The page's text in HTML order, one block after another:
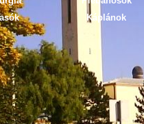
Káplánok